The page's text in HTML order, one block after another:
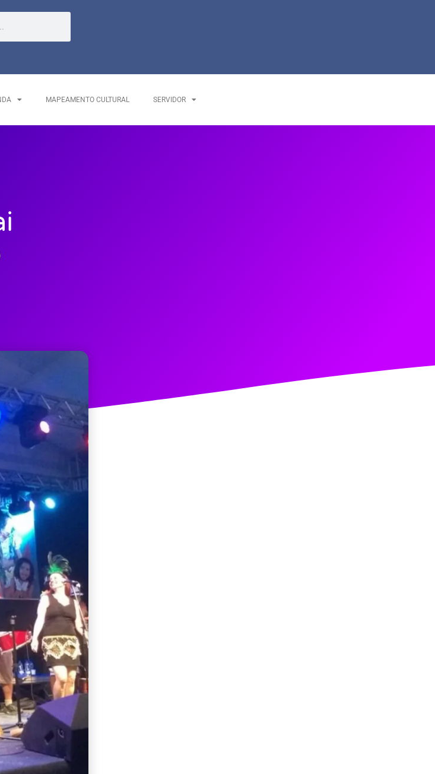
MAPEAMENTO CULTURAL SERVIDOR